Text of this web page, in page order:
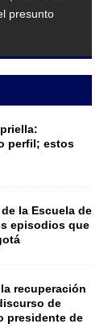
presunto
perfil; estos
la Escuela de
episodios que
recuperación
de
presidente de